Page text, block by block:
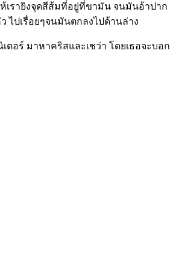
เรายิงจุดสีส้มที่อยู่ที่ขามัน จนมันอ้าปาก
ไปเรื่อยๆจนมันตกลงไปด้านล่าง
อร์ มาหาคริสและเชว่า โดยเธอจะบอก